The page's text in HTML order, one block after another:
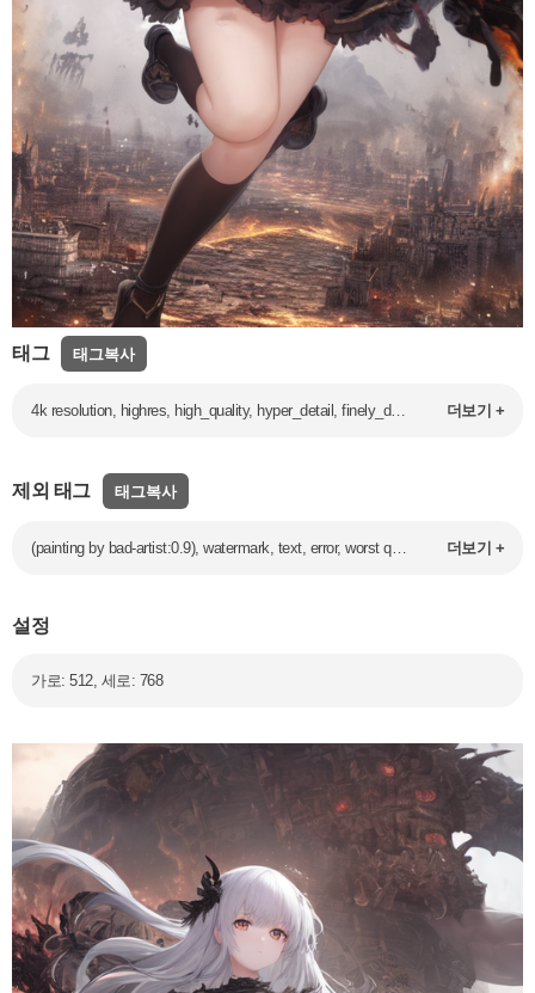
태그 태그복사
4k resolution, highres, high_quality, hyper_detail, finely_detailed,intricate_details, 1girl,demonstration,apocalypse,ruined t-shirt,ruined skirt, ruined city,sadness face, battle motion,knees_together_feet_apart,monsters attack,standing 더보기 +
제외 태그 태그복사
(painting by bad-artist:0.9), watermark, text, error, worst quality, watermark, username, artist name, bad anatomy, (Low quality:1.2), (wrong quality:1.2), loli, child 더보기 +
설정
가로: 512, 세로: 768